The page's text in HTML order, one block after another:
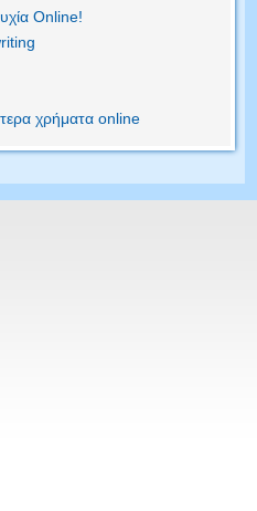
Online!
χρήματα online